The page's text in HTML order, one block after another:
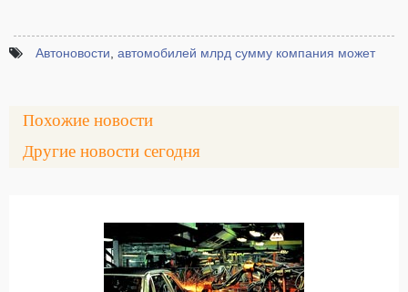
Автоновости автомобилей млрд сумму компания может
Похожие новости
Другие новости сегодня